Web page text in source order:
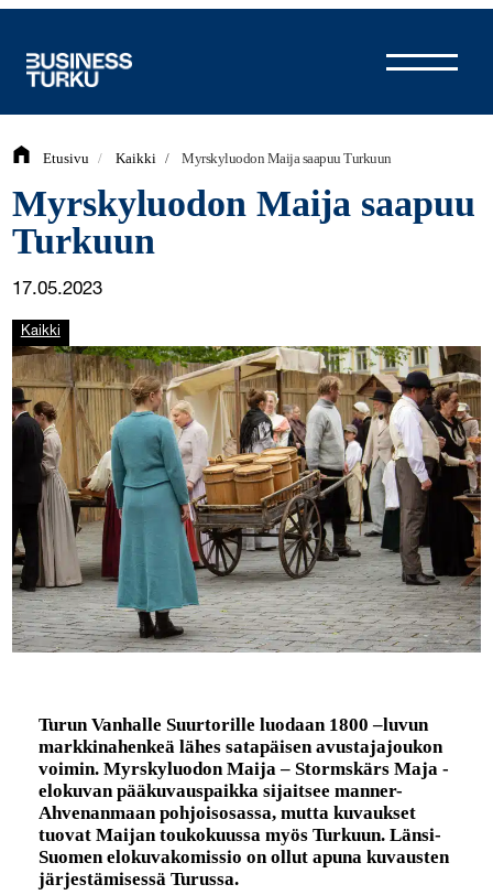
Etusivu / Kaikki / Myrskyluodon Maija saapuu Turkuun
Myrskyluodon Maija saapuu
Turkuun
17.05.2023
Kaikki
Turun Vanhalle Suurtorille luodaan 1800 –luvun
markkinahenkeä lähes satapäisen avustajajoukon
voimin. Myrskyluodon Maija – Stormskärs Maja -
elokuvan pääkuvauspaikka sijaitsee manner-
Ahvenanmaan pohjoisosassa, mutta kuvaukset
tuovat Maijan toukokuussa myös Turkuun. Länsi-
Suomen elokuvakomissio on ollut apuna kuvausten
järjestämisessä Turussa.